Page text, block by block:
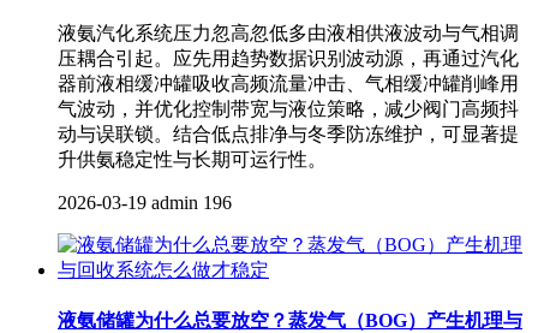
液氨汽化系统压力忽高忽低多由液相供液波动与气相调
压耦合引起。应先用趋势数据识别波动源，再通过汽化
器前液相缓冲罐吸收高频流量冲击、气相缓冲罐削峰用
气波动，并优化控制带宽与液位策略，减少阀门高频抖
动与误联锁。结合低点排净与冬季防冻维护，可显著提
升供氨稳定性与长期可运行性。
2026-03-19 admin 196
液氨储罐为什么总要放空？蒸发气（BOG）产生机理与